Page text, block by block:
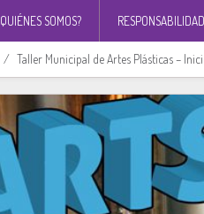
SOMOS?
Taller Municipal de Artes Plásticas –